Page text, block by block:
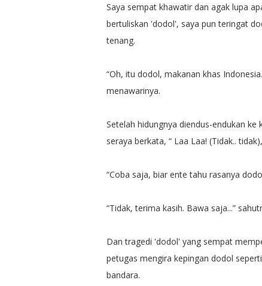
Saya sempat khawatir dan agak lupa
bertuliskan 'dodol', saya pun teringat
tenang.
“Oh, itu dodol, makanan khas
menawarinya.
Setelah hidungnya diendus-endukan
seraya berkata, “ Laa Laa! (Tidak..
“Coba saja, biar ente tahu rasanya
“Tidak, terima kasih. Bawa saja...”
Dan tragedi 'dodol' yang sempat
petugas mengira kepingan dodol
bandara.